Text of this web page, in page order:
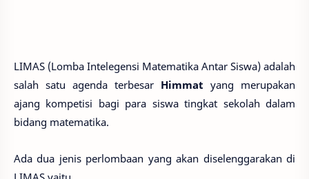
LIMAS (Lomba Intelegensi Matematika Antar Siswa) adalah
salah satu agenda terbesar Himmat yang merupakan
ajang kompetisi bagi para siswa tingkat sekolah dalam
bidang matematika.
Ada dua jenis perlombaan yang akan diselenggarakan di